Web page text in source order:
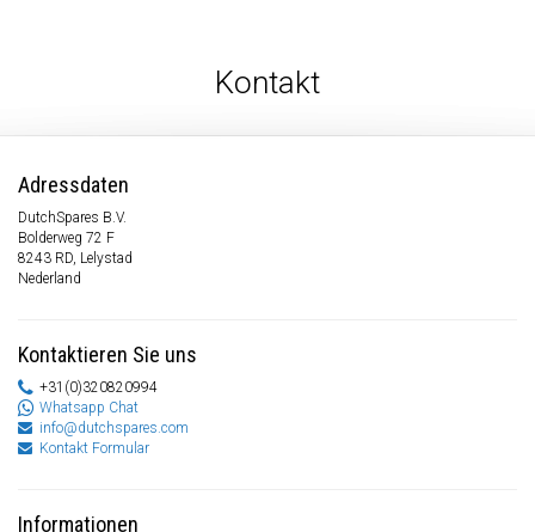
Kontakt
Adressdaten
DutchSpares B.V.
Bolderweg 72 F
8243 RD, Lelystad
Nederland
Kontaktieren Sie uns
+31(0)320820994
Whatsapp Chat
info@dutchspares.com
Kontakt Formular
Informationen